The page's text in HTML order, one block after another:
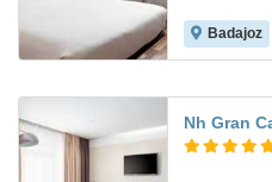
Badajoz
Nh Gran